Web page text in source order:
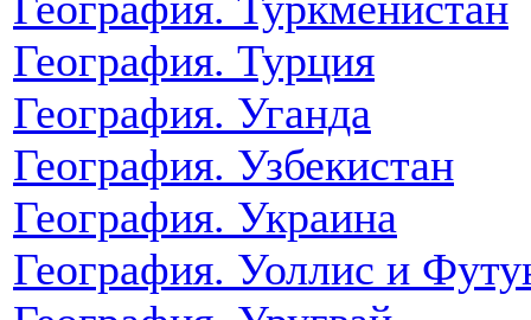
География. Турция
География. Уганда
География. Узбекистан
География. Украина
География. Уоллис и